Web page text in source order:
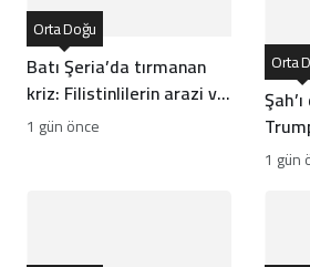
Batı Şeria’da tırmanan
kriz: Filistinlilerin arazi ve
mülklerine baskı artıyor
Orta Doğu
1 gün önce
Batı
Orta
1 gün